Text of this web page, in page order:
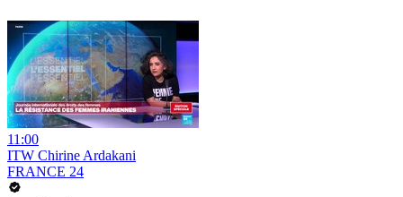
11:00
ITW Chirine Ardakani
FRANCE 24